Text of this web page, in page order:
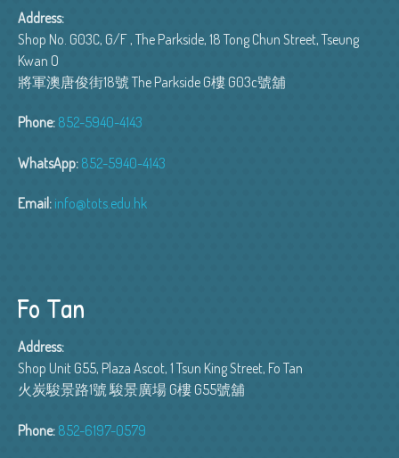
Address:
Shop No. G03C, G/F , The Parkside, 18 Tong Chun Street, Tseung
Kwan O
將軍澳唐俊街18號 The Parkside G樓 G03c號舖
Phone: 852-5940-4143
WhatsApp: 852-5940-4143
Email: info@tots.edu.hk
Fo Tan
Address:
Shop Unit G55, Plaza Ascot, 1 Tsun King Street, Fo Tan
火炭駿景路1號 駿景廣場 G樓 G55號舖
Phone: 852-6197-0579